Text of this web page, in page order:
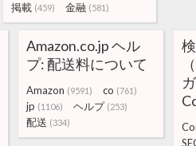
掲載 (459) 金融 (581)
Amazon.co.jp ヘル
プ: 配送料について
Amazon (9591) co (761)
jp (1106) ヘルプ (253)
配送 (334)